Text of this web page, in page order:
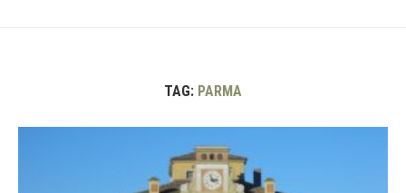
TAG: PARMA